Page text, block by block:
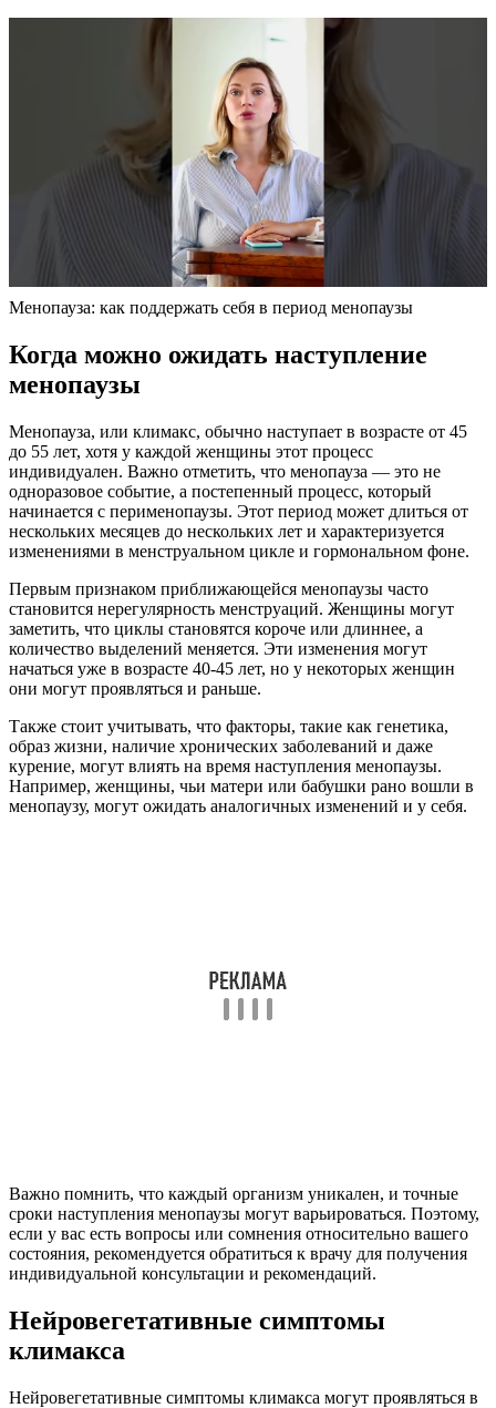
Менопауза: как поддержать себя в период менопаузы
Когда можно ожидать наступление
менопаузы
Менопауза, или климакс, обычно наступает в возрасте от 45
до 55 лет, хотя у каждой женщины этот процесс
индивидуален. Важно отметить, что менопауза — это не
одноразовое событие, а постепенный процесс, который
начинается с перименопаузы. Этот период может длиться от
нескольких месяцев до нескольких лет и характеризуется
изменениями в менструальном цикле и гормональном фоне.
Первым признаком приближающейся менопаузы часто
становится нерегулярность менструаций. Женщины могут
заметить, что циклы становятся короче или длиннее, а
количество выделений меняется. Эти изменения могут
начаться уже в возрасте 40-45 лет, но у некоторых женщин
они могут проявляться и раньше.
Также стоит учитывать, что факторы, такие как генетика,
образ жизни, наличие хронических заболеваний и даже
курение, могут влиять на время наступления менопаузы.
Например, женщины, чьи матери или бабушки рано вошли в
менопаузу, могут ожидать аналогичных изменений и у себя.
Важно помнить, что каждый организм уникален, и точные
сроки наступления менопаузы могут варьироваться. Поэтому,
если у вас есть вопросы или сомнения относительно вашего
состояния, рекомендуется обратиться к врачу для получения
индивидуальной консультации и рекомендаций.
Нейровегетативные симптомы
климакса
Нейровегетативные симптомы климакса могут проявляться в